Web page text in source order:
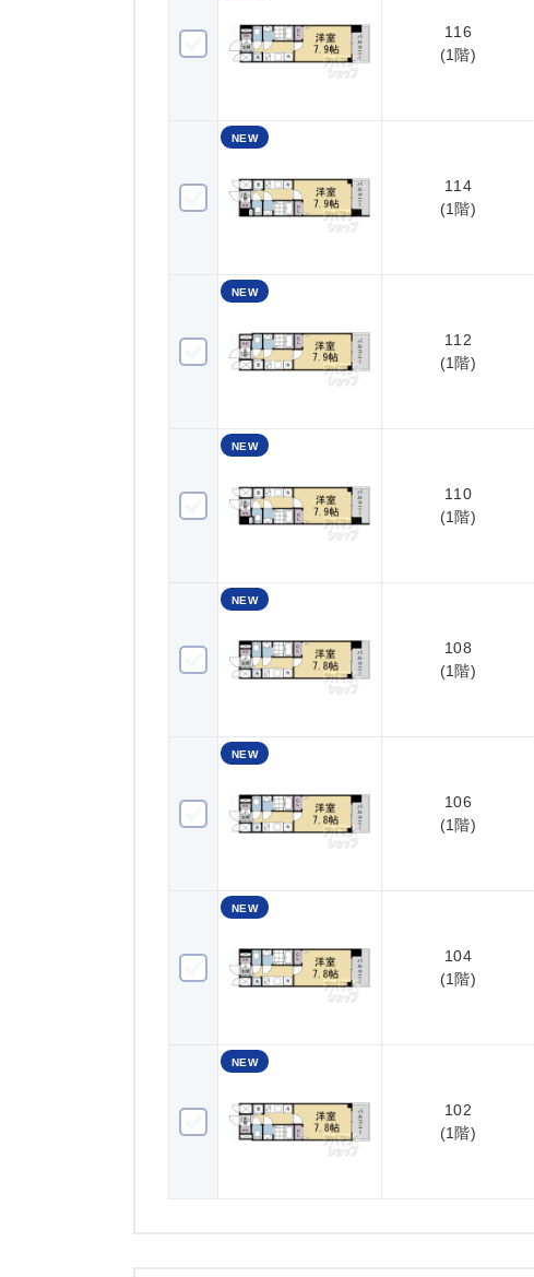
116(1階)
116
(1階)
114(1階)
NEW
114
(1階)
112(1階)
NEW
112
(1階)
110(1階)
NEW
110
(1階)
108(1階)
NEW
108
(1階)
106(1階)
NEW
106
(1階)
104(1階)
NEW
104
(1階)
102(1階)
NEW
102
(1階)